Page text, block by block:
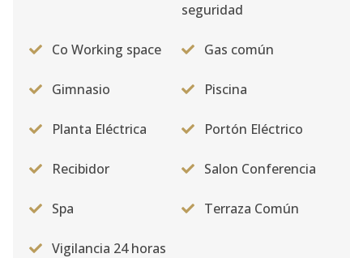
seguridad
Co Working space Gas común
Gimnasio Piscina
Planta Eléctrica Portón Eléctrico
Recibidor Salon Conferencia
Spa Terraza Común
Vigilancia 24 horas